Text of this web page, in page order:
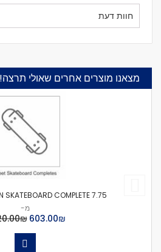
חוות דעת
מצאנו מוצרים אחרים שאולי תרצה!
SKATEBOARD COMPLETE 7.75
מ-
₪‏603.00
₪‏820.00